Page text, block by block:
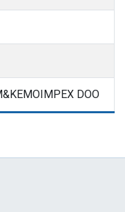
DOO